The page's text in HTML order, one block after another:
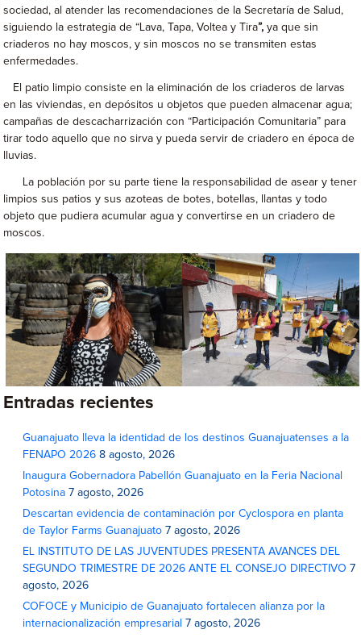
sociedad, al atender las recomendaciones de la Secretaría de Salud,
siguiendo la estrategia de “Lava, Tapa, Voltea y Tira”,ya que sin
criaderos no hay moscos, y sin moscos no se transmiten estas
enfermedades.
El patio limpio consiste en la eliminación de los criaderos de larvas
en las viviendas, en depósitos u objetos que pueden almacenar agua;
campañas de descacharrización con “Participación Comunitaria” para
tirar todo aquello que no sirva y pueda servir de criadero en época de
lluvias.
La población por su parte tiene la responsabilidad de asear y tener
limpios sus patios y sus azoteas de botes, botellas, llantas y todo
objeto que pudiera acumular agua y convertirse en un criadero de
moscos.
Entradas recientes
Guanajuato lleva la identidad de los destinos Guanajuatenses a la
FENAPO 2026 8 agosto, 2026
Inaugura Gobernadora Pabellón Guanajuato en la Feria Nacional
Potosina 7 agosto, 2026
Descartan evidencia de contaminación por Cyclospora en planta
de Taylor Farms Guanajuato 7 agosto, 2026
EL INSTITUTO DE LAS JUVENTUDES PRESENTA AVANCES DEL
SEGUNDO TRIMESTRE DE 2026 ANTE EL CONSEJO DIRECTIVO 7
agosto, 2026
COFOCE y Municipio de Guanajuato fortalecen alianza por la
internacionalización empresarial 7 agosto, 2026